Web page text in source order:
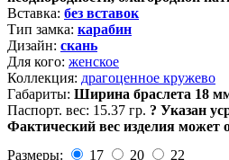
Вставка: без вставок
Тип замка: карабин
Дизайн: скань
Для кого: женское
Коллекция: драгоценное кружево
Габариты: Ширина браслета 18
Паспорт. вес: 15.37 гр. ? Указан
Фактический вес изделия может
Размеры:
17 20 22